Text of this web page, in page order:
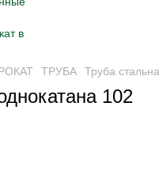
ТРУБА Труба
102